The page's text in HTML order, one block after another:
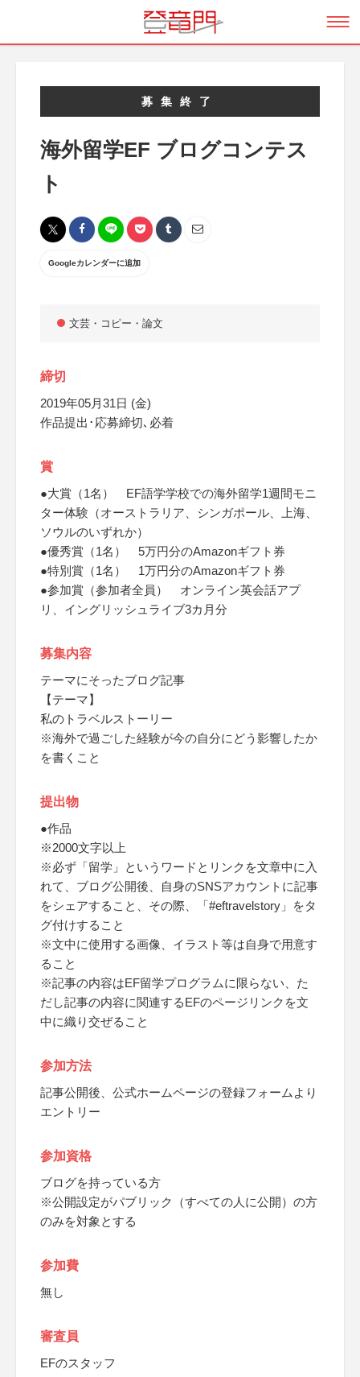
募集終了
海外留学EF ブログコンテス
ト
Googleカレンダーに追加
文芸・コピー・論文
締切
2019年05月31日 (金)
作品提出･応募締切､必着
賞
●大賞（1名） EF語学学校での海外留学1週間モニ
ター体験（オーストラリア、シンガポール、上海、
ソウルのいずれか）
●優秀賞（1名） 5万円分のAmazonギフト券
●特別賞（1名） 1万円分のAmazonギフト券
●参加賞（参加者全員） オンライン英会話アプ
リ、イングリッシュライブ3カ月分
募集内容
テーマにそったブログ記事
【テーマ】
私のトラベルストーリー
※海外で過ごした経験が今の自分にどう影響したか
を書くこと
提出物
●作品
※2000文字以上
※必ず「留学」というワードとリンクを文章中に入
れて、ブログ公開後、自身のSNSアカウントに記事
をシェアすること、その際、「#eftravelstory」をタ
グ付けすること
※文中に使用する画像、イラスト等は自身で用意す
ること
※記事の内容はEF留学プログラムに限らない、た
だし記事の内容に関連するEFのページリンクを文
中に織り交ぜること
参加方法
記事公開後、公式ホームページの登録フォームより
エントリー
参加資格
ブログを持っている方
※公開設定がパブリック（すべての人に公開）の方
のみを対象とする
参加費
無し
審査員
EFのスタッフ